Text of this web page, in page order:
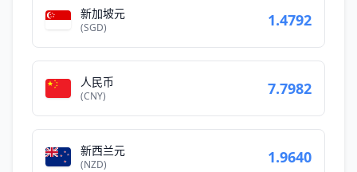
新加坡元
(SGD) 1.4792
人民币
(CNY) 7.7982
新西兰元
(NZD) 1.9640